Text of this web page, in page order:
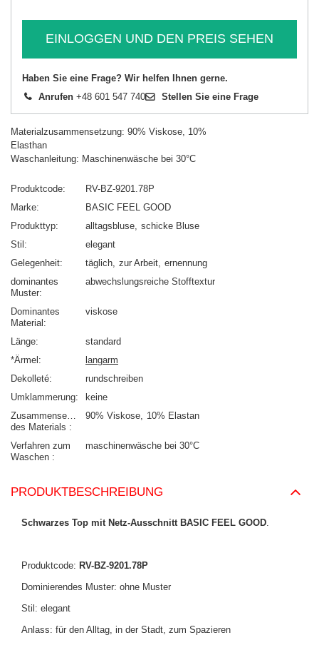
EINLOGGEN UND DEN PREIS SEHEN
Haben Sie eine Frage? Wir helfen Ihnen gerne.
Anrufen +48 601 547 740 Stellen Sie eine Frage
Materialzusammensetzung: 90% Viskose, 10%
Elasthan
Waschanleitung: Maschinenwäsche bei 30°C
Produktcode
RV-BZ-9201.78P
Marke
BASIC FEEL GOOD
Produkttyp
alltagsbluse schicke Bluse
Stil
elegant
Gelegenheit
täglich zur Arbeit ernennung
dominantes
Muster
abwechslungsreiche Stofftextur
Dominantes
Material
viskose
Länge
standard
*Ärmel
langarm
Dekolleté
rundschreiben
Umklammerung
keine
Zusammensetzung
des Materials
90% Viskose 10% Elastan
Verfahren zum
Waschen
maschinenwäsche bei 30°C
PRODUKTBESCHREIBUNG
Schwarzes Top mit Netz-Ausschnitt BASIC FEEL GOOD
Produktcode: RV-BZ-9201.78P
Dominierendes Muster: ohne Muster
Stil: elegant
Anlass: für den Alltag, in der Stadt, zum Spazieren